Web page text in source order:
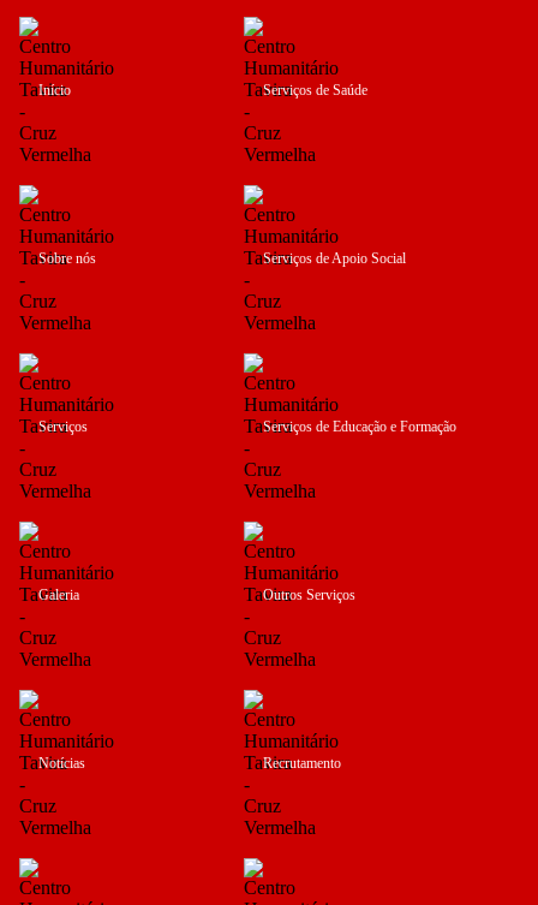
Início
Sobre nós
Serviços
Galeria
Notícias
Serviços de Saúde
Serviços de Apoio Social
Serviços de Educação e Formação
Outros Serviços
Recrutamento